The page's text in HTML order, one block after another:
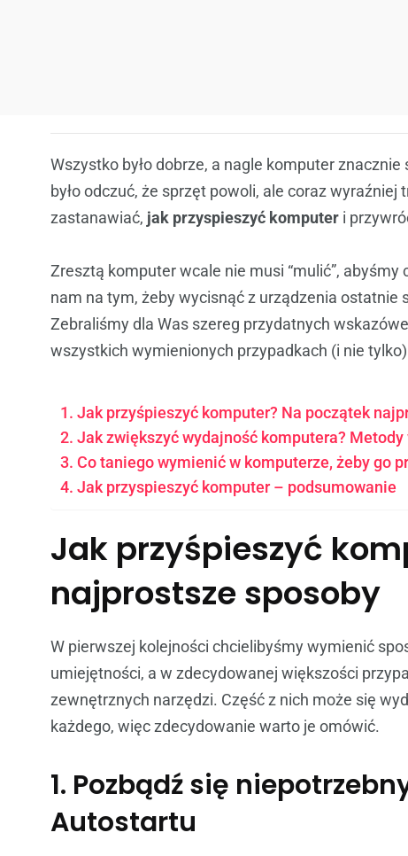
Wszystko było dobrze, a nagle komputer
było odczuć, że sprzęt powoli, ale coraz
zastanawiać, jak przyspieszyć komputer i
Zresztą komputer wcale nie musi “mulić”,
nam na tym, żeby wycisnąć z urządzenia ostatnie
Zebraliśmy dla Was szereg przydatnych
wszystkich wymienionych przypadkach (i nie
Jak przyśpieszyć komputer? Na początek
Jak zwiększyć wydajność komputera?
Co taniego wymienić w komputerze, żeby go
Jak przyspieszyć komputer – podsumowanie
Jak przyśpieszyć
najprostsze sposoby
W pierwszej kolejności chcielibyśmy wymienić
umiejętności, a w zdecydowanej większości
zewnętrznych narzędzi. Część z nich może się
każdego, więc zdecydowanie warto je omówić.
1. Pozbądź się
Autostartu